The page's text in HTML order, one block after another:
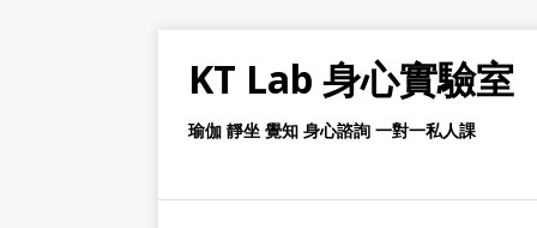
KT Lab 身心實驗室
瑜伽 靜坐 覺知 身心諮詢 一對一私人課